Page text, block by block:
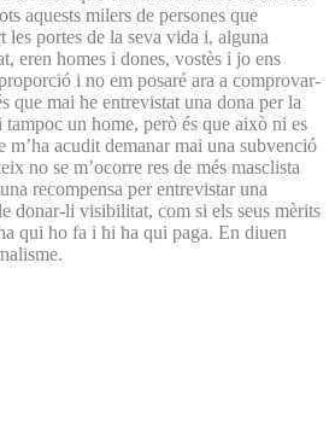
aquests milers de persones que
les portes de la seva vida i, alguna
eren homes i dones, vostès i jo ens
i no em posaré ara a comprovar-
que mai he entrevistat una dona per la
un home, però és que això ni es
m’ha acudit demanar mai una subvenció
no se m’ocorre res de més masclista
recompensa per entrevistar una
donar-li visibilitat, com si els seus mèrits
qui ho fa i hi ha qui paga. En diuen